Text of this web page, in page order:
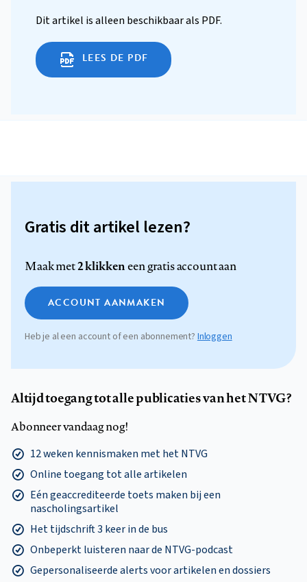
Dit artikel is alleen beschikbaar als PDF.
LEES DE PDF
Gratis dit artikel lezen?
Maak met2 klikkeneen gratis account aan
ACCOUNT AANMAKEN
Heb je al een account of een abonnement? Inloggen
Altijd toegang tot alle publicaties van het NTVG?
Abonneer vandaag nog!
12 weken kennismaken met het NTVG
Online toegang tot alle artikelen
Eén geaccrediteerde toets maken bij een
nascholingsartikel
Het tijdschrift 3 keer in de bus
Onbeperkt luisteren naar de NTVG-podcast
Gepersonaliseerde alerts voor artikelen en dossiers